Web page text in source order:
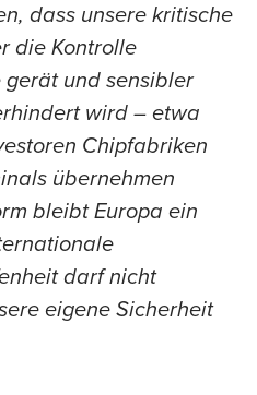
dass unsere kritische
die Kontrolle
und sensibler
wird – etwa
Chipfabriken
übernehmen
bleibt Europa ein
darf nicht
eigene Sicherheit